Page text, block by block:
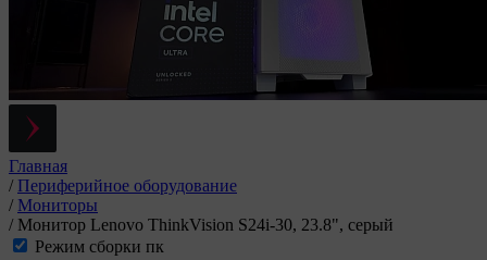
Главная
/ Периферийное оборудование
/ Мониторы
/ Монитор Lenovo ThinkVision S24i-30, 23.8", серый
Режим сборки пк